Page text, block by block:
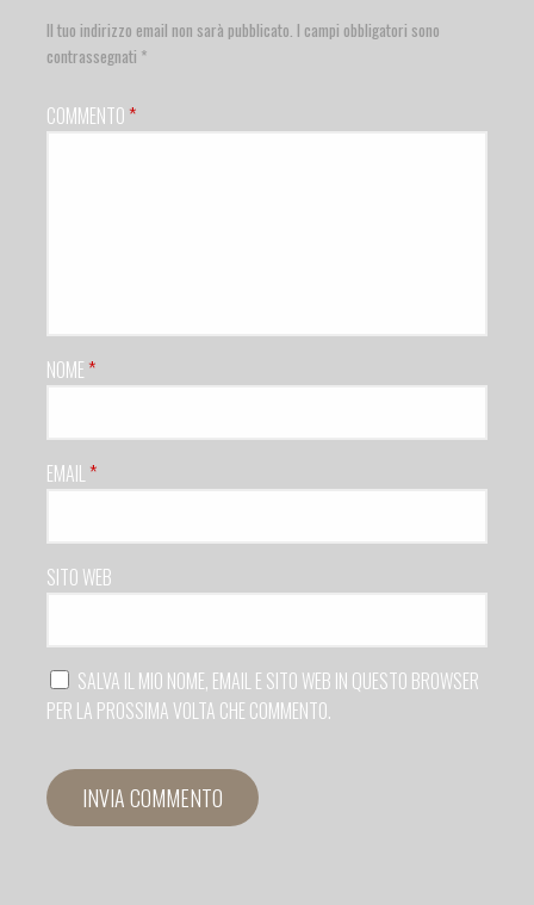
Il tuo indirizzo email non sarà pubblicato. I campi obbligatori sono
contrassegnati *
COMMENTO *
NOME *
EMAIL*
SITO WEB
SALVA IL MIO NOME, EMAIL E SITO WEB IN QUESTO BROWSER
PER LA PROSSIMA VOLTA CHE COMMENTO.